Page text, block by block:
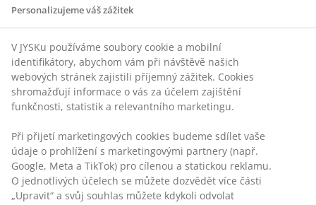
SEBEVĚDOMÍ A
Personalizujeme váš zážitek
V JYSKu používáme soubory cookie a mobilní
identifikátory, abychom vám při návštěvě našich
webových stránek zajistili příjemný zážitek. Cookies
shromažďují informace o vás za účelem zajištění
funkčnosti, statistik a relevantního marketingu.
Při přijetí marketingových cookies budeme sdílet vaše
údaje o prohlížení s marketingovými partnery (např.
Google, Meta a TikTok) pro cílenou a statickou reklamu.
O jednotlivých účelech se můžete dozvědět více části
„Upravit“ a svůj souhlas můžete kdykoli odvolat